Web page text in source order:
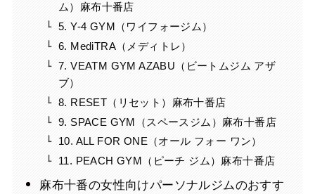
ム）麻布十番店
5. Y-4 GYM（ワイフォージム）
6. MediTRA（メディトレ）
7. VEATM GYM AZABU（ビートムジム アザ
ブ）
8. RESET（リセット）麻布十番店
9. SPACE GYM（スペースジム）麻布十番店
10. ALL FOR ONE（オール フォー ワン）
11. PEACH GYM（ピーチ ジム）麻布十番店
麻布十番の女性向けパーソナルジムのおすす